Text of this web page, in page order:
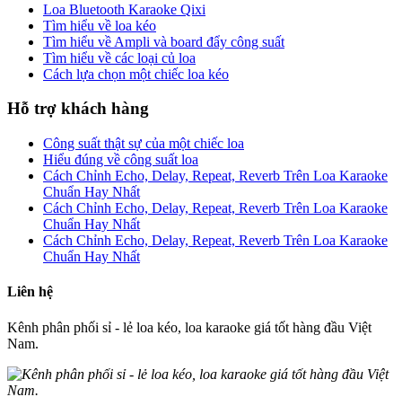
Loa Bluetooth Karaoke Qixi
Tìm hiểu về loa kéo
Tìm hiểu về Ampli và board đẩy công suất
Tìm hiểu về các loại củ loa
Cách lựa chọn một chiếc loa kéo
Hỗ trợ khách hàng
Công suất thật sự của một chiếc loa
Hiểu đúng về công suất loa
Cách Chỉnh Echo, Delay, Repeat, Reverb Trên Loa Karaoke
Chuẩn Hay Nhất
Cách Chỉnh Echo, Delay, Repeat, Reverb Trên Loa Karaoke
Chuẩn Hay Nhất
Cách Chỉnh Echo, Delay, Repeat, Reverb Trên Loa Karaoke
Chuẩn Hay Nhất
Liên hệ
Kênh phân phối sỉ - lẻ loa kéo, loa karaoke giá tốt hàng đầu Việt
Nam.